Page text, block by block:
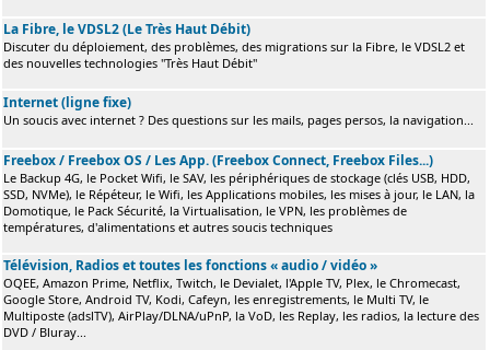
La Fibre, le VDSL2 (Le Très Haut Débit)
Discuter du déploiement, des problèmes, des migrations sur la Fibre, le VDSL2 et
des nouvelles technologies "Très Haut Débit"
Internet (ligne fixe)
Un soucis avec internet ? Des questions sur les mails, pages persos, la navigation...
Freebox / Freebox OS / Les App. (Freebox Connect, Freebox Files...)
Le Backup 4G, le Pocket Wifi, le SAV, les périphériques de stockage (clés USB, HDD,
SSD, NVMe), le Répéteur, le Wifi, les Applications mobiles, les mises à jour, le LAN, la
Domotique, le Pack Sécurité, la Virtualisation, le VPN, les problèmes de
températures, d'alimentations et autres soucis techniques
Télévision, Radios et toutes les fonctions « audio / vidéo »
OQEE, Amazon Prime, Netflix, Twitch, le Devialet, l'Apple TV, Plex, le Chromecast,
Google Store, Android TV, Kodi, Cafeyn, les enregistrements, le Multi TV, le
Multiposte (adslTV), AirPlay/DLNA/uPnP, la VoD, les Replay, les radios, la lecture des
DVD / Bluray...